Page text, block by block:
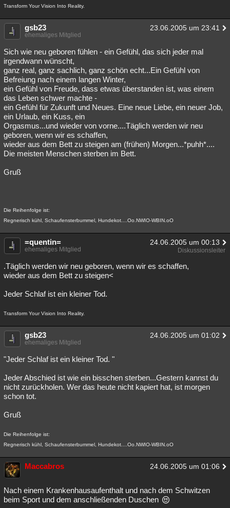
Transform Your Vision Into Reality.
gsb23 23.06.2005 um 23:41
ehemaliges Mitglied
Sich wie neu geboren fühlen - ein Gefühl, das sich jeder mal
irgendwann wünscht,
ganz real, ganz sachlich, ganz schön echt...Ein Gefühl von
Befreiung nach einem langen Winter,
ein Gefühl von Freude, dass etwas überstanden ist, was einem
das Leben schwer machte -
ein Gefühl für Zukunft und Neues. Eine neue Liebe, ein neuer Job,
ein Urlaub, ein Kuss, ein
Orgasmus...und wieder von vorne....Täglich werden wir neu
geboren, wenn wir es schaffen,
wieder aus dem Bett zu steigen am (frühen) Morgen...*puhh*....
Die meisten Menschen sterben im Bett.
Gruß
Die Reihenfolge ist:
Regnerisch kühl, Schaufensterbummel, Hundekot....Oo.NWIO-WBIN.oO
=quentin= 24.06.2005 um 00:13
ehemaliges Mitglied Diskussionsleiter
.Täglich werden wir neu geboren, wenn wir es schaffen,
wieder aus dem Bett zu steigen<
Jeder Schlaf ist ein kleiner Tod.
Transform Your Vision Into Reality.
gsb23 24.06.2005 um 01:02
ehemaliges Mitglied
"Jeder Schlaf ist ein kleiner Tod. "
Jeder Abschied ist wie ein bisschen sterben...Gestern kannst du
nicht zurückholen. Wer das heute nicht kapiert hat, ist morgen
schon tot.
Gruß
Die Reihenfolge ist:
Regnerisch kühl, Schaufensterbummel, Hundekot....Oo.NWIO-WBIN.oO
Maccabros 24.06.2005 um 01:06
Nach einem Krankenhausaufenthalt und nach dem Schwitzen
beim Sport und dem anschließenden Duschen